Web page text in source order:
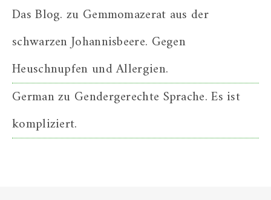
Das Blog. zu Gemmomazerat aus der
schwarzen Johannisbeere. Gegen
Heuschnupfen und Allergien.
Germanzu Gendergerechte Sprache. Es ist
kompliziert.